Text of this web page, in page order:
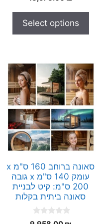
o
o
5
Select options
סאונה ברוחב 160 ס"מ x
עומק 140 ס"מ x גובה
200 ס"מ: קיט לבניית
סאונה ביתית בקלות
0